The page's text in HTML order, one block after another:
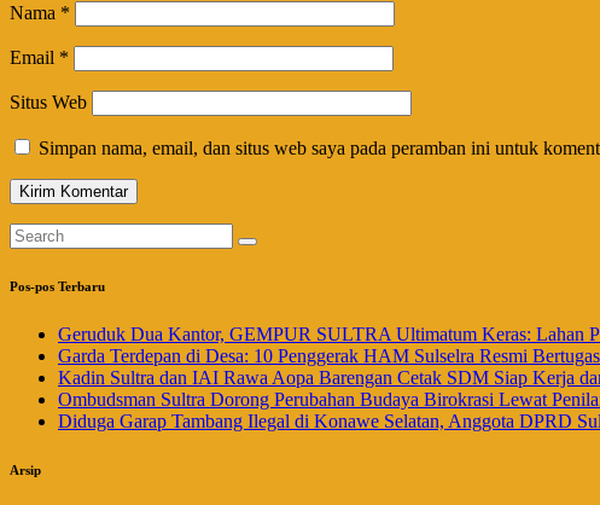
Nama *
Email *
Situs Web
Simpan nama, email, dan situs web saya pada peramban ini untuk
Pos-pos Terbaru
Geruduk Dua Kantor, GEMPUR SULTRA Ultimatum Keras: Lahan
Garda Terdepan di Desa: 10 Penggerak HAM Sulselra Resmi
Kadin Sultra dan IAI Rawa Aopa Barengan Cetak SDM Siap Kerja
Ombudsman Sultra Dorong Perubahan Budaya Birokrasi Lewat
Diduga Garap Tambang Ilegal di Konawe Selatan, Anggota DPRD
Arsip